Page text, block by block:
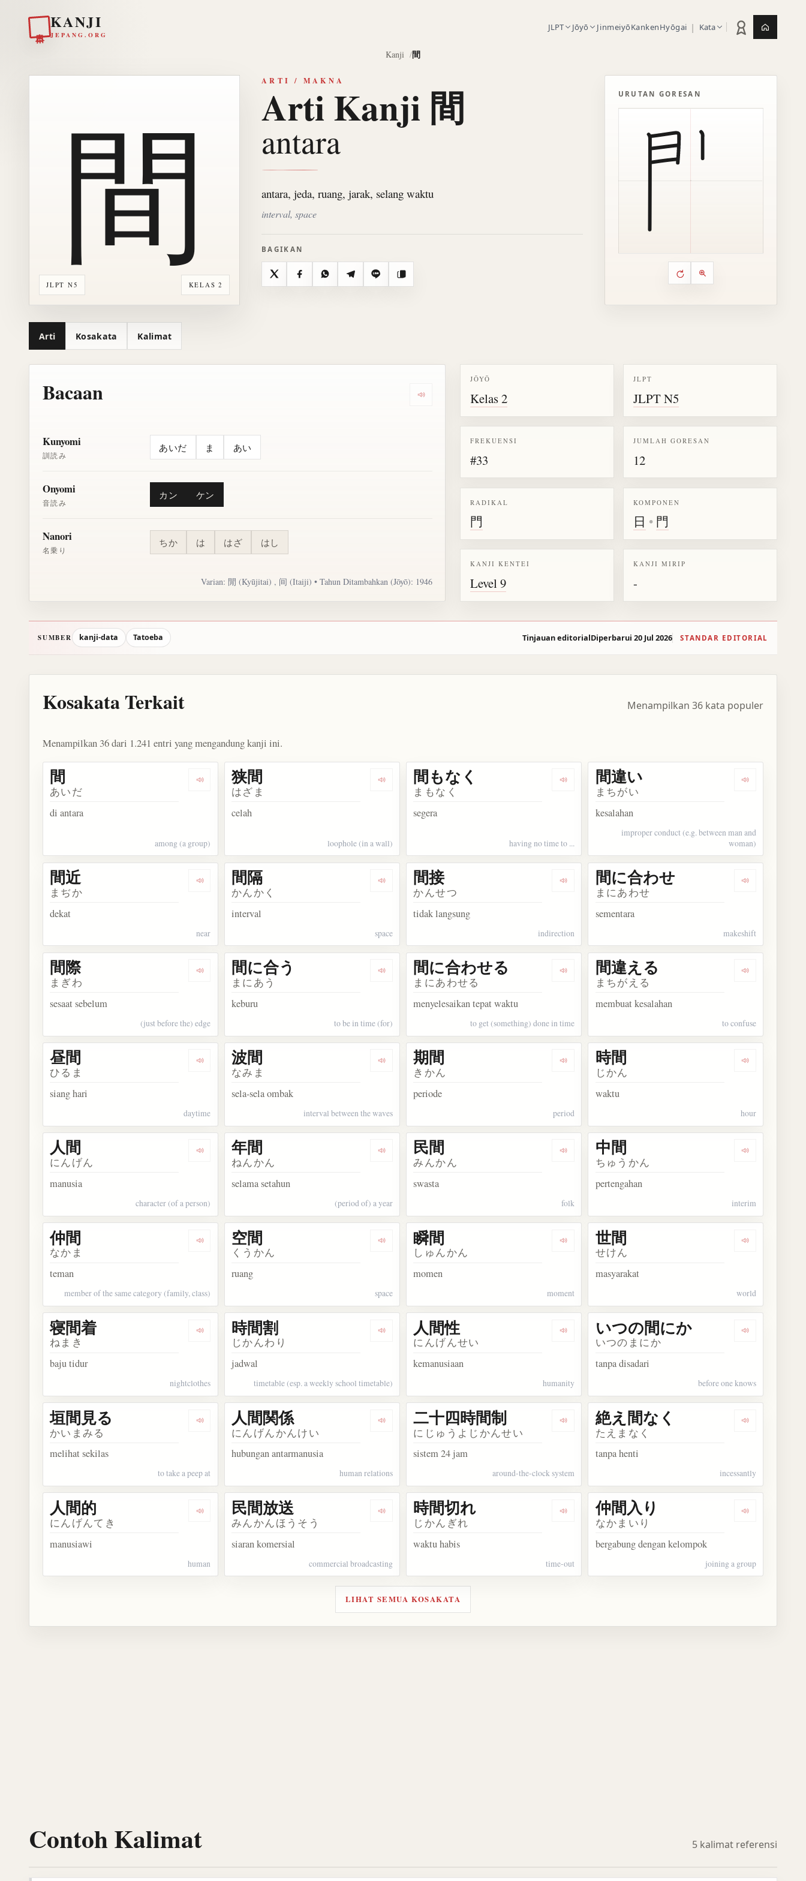
KANJI
JEPANG.ORG
JLPT Jōyō JinmeiyōKankenHyōgai | Kata Statistik latihan
Kanji 間
JLPT N5 KELAS 2
間
ARTI / MAKNA
Arti Kanji 間
antara
antara, jeda, ruang, jarak, selang waktu
interval, space
BAGIKAN
X FacebookWhatsAppTelegramLine Salin
URUTAN GORESAN
Kontrol animasi urutan
Putar ulang animasi
Perbesar animasi
Arti Kosakata Kalimat
Bacaan Dengarkan semua bacaan untuk kanji 間
Kunyomi
訓読み
あいだ ま あい
Onyomi
音読み
カン ケン
Nanori
名乗り
ちか は はざ はし
Varian: 閒 (Kyūjitai) , 间 (Itaiji) • Tahun Ditambahkan (Jōyō): 1946
JŌYŌ
Kelas 2
JLPT
JLPT N5
FREKUENSI
#33
JUMLAH GORESAN
12
RADIKAL
門
KOMPONEN
日 • 門
KANJI KENTEI
Level 9
KANJI MIRIP
-
SUMBER kanji-data Tatoeba Tinjauan editorialDiperbarui 20 Jul 2026 STANDAR EDITORIAL
Kosakata Terkait Menampilkan 36 kata populer
Menampilkan 36 dari 1.241 entri yang mengandung kanji ini.
Dengarkan kosakata 間
間
あいだ
di antara
among (a group)
Dengarkan kosakata 狭間
狭間
はざま
celah
loophole (in a wall)
Dengarkan kosakata 間もなく
間もなく
まもなく
segera
having no time to ...
Dengarkan
間違い
まちがい
kesalahan
improper conduct (e.g. between man and
woman)
Dengarkan kosakata 間近
間近
まぢか
dekat
near
Dengarkan kosakata 間隔
間隔
かんかく
interval
space
Dengarkan kosakata 間接
間接
かんせつ
tidak langsung
indirection
Dengarkan
間に合わせ
まにあわせ
sementara
makeshift
Dengarkan kosakata 間際
間際
まぎわ
sesaat sebelum
(just before the) edge
Dengarkan kosakata 間に合う
間に合う
まにあう
keburu
to be in time (for)
Dengarkan kosakata 間に合わせる
間に合わせる
まにあわせる
menyelesaikan tepat waktu
to get (something) done in time
Dengarkan
間違える
まちがえる
membuat kesalahan
to confuse
Dengarkan kosakata 昼間
昼間
ひるま
siang hari
daytime
Dengarkan kosakata 波間
波間
なみま
sela-sela ombak
interval between the waves
Dengarkan kosakata 期間
期間
きかん
periode
period
Dengarkan
時間
じかん
waktu
hour
Dengarkan kosakata 人間
人間
にんげん
manusia
character (of a person)
Dengarkan kosakata 年間
年間
ねんかん
selama setahun
(period of) a year
Dengarkan kosakata 民間
民間
みんかん
swasta
folk
Dengarkan
中間
ちゅうかん
pertengahan
interim
Dengarkan kosakata 仲間
仲間
なかま
teman
member of the same category (family, class)
Dengarkan kosakata 空間
空間
くうかん
ruang
space
Dengarkan kosakata 瞬間
瞬間
しゅんかん
momen
moment
Dengarkan
世間
せけん
masyarakat
world
Dengarkan kosakata 寝間着
寝間着
ねまき
baju tidur
nightclothes
Dengarkan kosakata 時間割
時間割
じかんわり
jadwal
timetable (esp. a weekly school timetable)
Dengarkan kosakata 人間性
人間性
にんげんせい
kemanusiaan
humanity
Dengarkan
いつの間にか
いつのまにか
tanpa disadari
before one knows
Dengarkan kosakata 垣間見る
垣間見る
かいまみる
melihat sekilas
to take a peep at
Dengarkan kosakata 人間関係
人間関係
にんげんかんけい
hubungan antarmanusia
human relations
Dengarkan kosakata 二十四時間制
二十四時間制
にじゅうよじかんせい
sistem 24 jam
around-the-clock system
Dengarkan
絶え間なく
たえまなく
tanpa henti
incessantly
Dengarkan kosakata 人間的
人間的
にんげんてき
manusiawi
human
Dengarkan kosakata 民間放送
民間放送
みんかんほうそう
siaran komersial
commercial broadcasting
Dengarkan kosakata 時間切れ
時間切れ
じかんぎれ
waktu habis
time-out
Dengarkan
仲間入り
なかまいり
bergabung dengan kelompok
joining a group
LIHAT SEMUA KOSAKATA
Contoh Kalimat 5 kalimat referensi